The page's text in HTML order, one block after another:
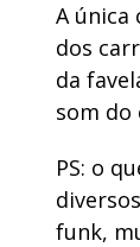
A única
dos
da
som do
PS: o
funk,